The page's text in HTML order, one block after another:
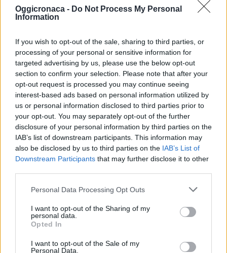
Oggicronaca - Do Not Process My Personal
Information
If you wish to opt-out of the sale, sharing to third parties, or
processing of your personal or sensitive information for
targeted advertising by us, please use the below opt-out
section to confirm your selection. Please note that after your
opt-out request is processed you may continue seeing
interest-based ads based on personal information utilized by
us or personal information disclosed to third parties prior to
your opt-out. You may separately opt-out of the further
disclosure of your personal information by third parties on the
IAB’s list of downstream participants. This information may
also be disclosed by us to third parties on the IAB’s List of
Downstream Participants that may further disclose it to other
Personal Data Processing Opt Outs
I want to opt-out of the Sharing of my
personal data.
Opted In
I want to opt-out of the Sale of my
Personal Data.
CONDIVIDERE:
VALUTARE: